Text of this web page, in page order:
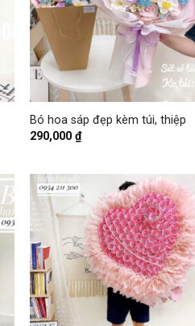
+
Bó hoa sáp đẹp kèm túi, thiệp
290,000₫